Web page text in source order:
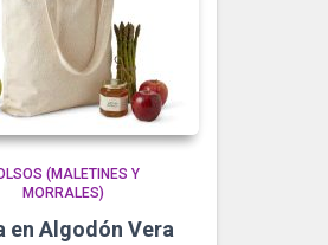
(MALETINES Y
MORRALES)
en Algodón Vera